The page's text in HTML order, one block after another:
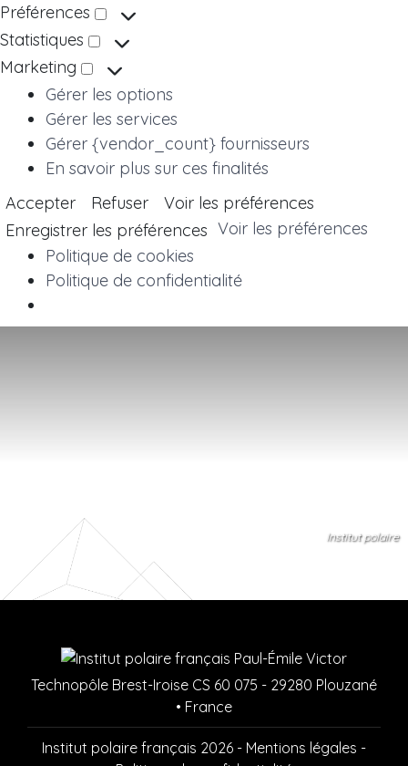
Préférences
Statistiques
Marketing
Marketing
Gérer les options
Gérer les services
Gérer {vendor_count} fournisseurs
En savoir plus sur ces finalités
Accepter
Refuser
Voir les préférences
Enregistrer les préférences Voir les préférences
Politique de cookies
Politique de confidentialité
Institut polaire
Technopôle Brest-Iroise CS 60 075 - 29280 Plouzané
• France
Institut polaire français 2026 - Mentions légales -